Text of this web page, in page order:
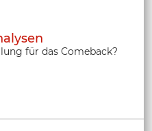
für das Comeback?